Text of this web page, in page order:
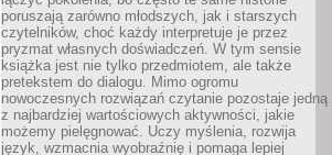
poruszają zarówno młodszych, jak i starszych
czytelników, choć każdy interpretuje je przez
pryzmat własnych doświadczeń. W tym sensie
książka jest nie tylko przedmiotem, ale także
pretekstem do dialogu. Mimo ogromu
nowoczesnych rozwiązań czytanie pozostaje jedną
z najbardziej wartościowych aktywności, jakie
możemy pielęgnować. Uczy myślenia, rozwija
język, wzmacnia wyobraźnię i pomaga lepiej